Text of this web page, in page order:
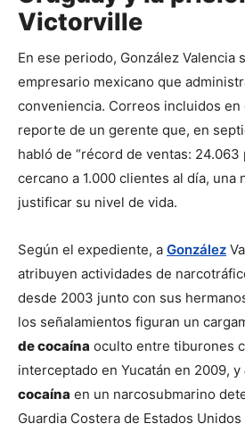
Victorville
En ese periodo, González Valencia
empresario mexicano que
conveniencia. Correos incluidos en
reporte de un gerente que, en
habló de “récord de ventas: 24.063
cercano a 1.000 clientes al día, una
justificar su nivel de vida.
Según el expediente, a González
atribuyen actividades de
desde 2003 junto con sus
los señalamientos figuran un
de cocaína oculto entre tiburones
interceptado en Yucatán en 2009, y
cocaína en un narcosubmarino
Guardia Costera de Estados